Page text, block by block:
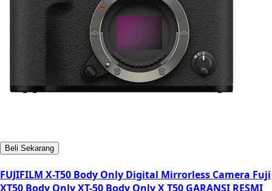
Beli Sekarang
FUJIFILM X-T50 Body Only Digital Mirrorless Camera Fuji
XT50 Body Only XT-50 Body Only X T50 GARANSI RESMI